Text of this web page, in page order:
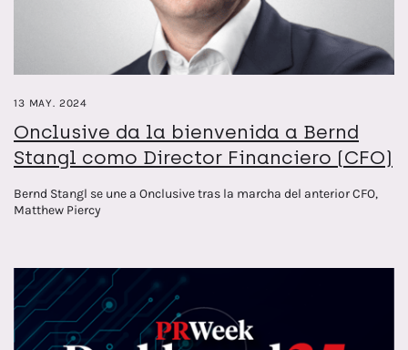
13 MAY. 2024
Onclusive da la bienvenida a Bernd
Stangl como Director Financiero (CFO)
Bernd Stangl se une a Onclusive tras la marcha del anterior CFO,
Matthew Piercy